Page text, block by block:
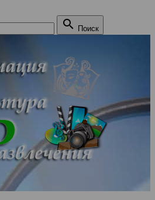
 Поиск